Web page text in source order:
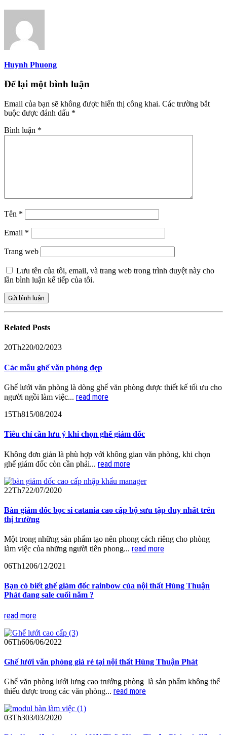
Huynh Phuong
Để lại một bình luận
Email của bạn sẽ không được hiển thị công khai. Các trường bắt
buộc được đánh dấu *
Bình luận *
Tên *
Email *
Trang web
Lưu tên của tôi, email, và trang web trong trình duyệt này cho
lần bình luận kế tiếp của tôi.
Related Posts
20Th220/02/2023
Các mẫu ghế văn phòng đẹp
Ghế lưới văn phòng là dòng ghế văn phòng được thiết kế tối ưu cho
người ngồi làm việc... read more
15Th815/08/2024
Tiêu chí cần lưu ý khi chọn ghế giám đốc
Không đơn giản là phù hợp với không gian văn phòng, khi chọn
ghế giám đốc còn cần phải... read more
22Th722/07/2020
Bàn giám đốc bọc si catania cao cấp bộ sưu tập duy nhất trên
thị trường
Một trong những sản phẩm tạo nên phong cách riêng cho phòng
làm việc của những người tiên phong... read more
06Th1206/12/2021
Bạn có biết ghế giám đốc rainbow của nội thất Hùng Thuận
Phát đang sale cuối năm ?
read more
06Th606/06/2022
Ghế lưới văn phòng giá rẻ tại nội thất Hùng Thuận Phát
Ghế văn phòng lưới lưng cao trưởng phòng là sản phẩm không thể
thiếu được trong các văn phòng... read more
03Th303/03/2020